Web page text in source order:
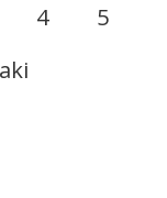
4
5